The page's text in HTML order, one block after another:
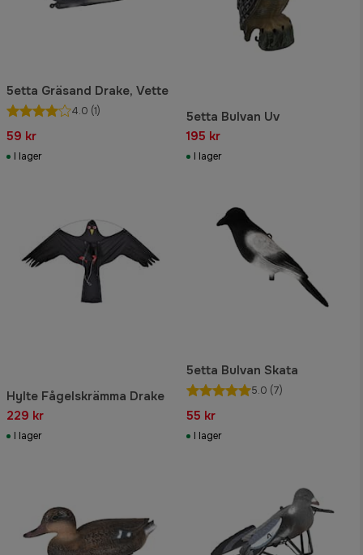
5etta Gräsand Drake, Vette
4.0 (1)
59 kr
I lager
5etta Bulvan Uv
195 kr
I lager
Hylte Fågelskrämma Drake
229 kr
I lager
5etta Bulvan Skata
5.0 (7)
55 kr
I lager